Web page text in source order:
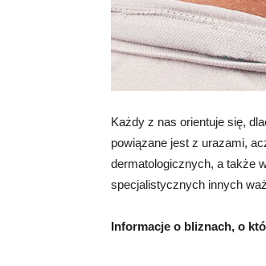
Każdy z nas orientuje się,
powiązane jest z urazami,
dermatologicznych, a także
specjalistycznych innych
Informacje o bliznach, o